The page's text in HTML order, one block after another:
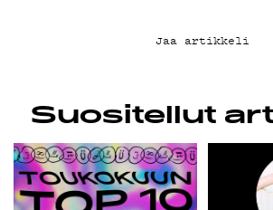
Jaa artikkeli
Suositellut